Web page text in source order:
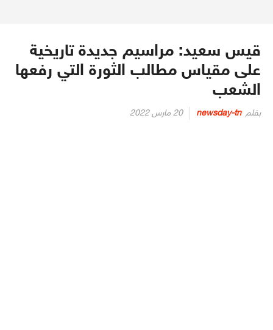
قيس سعيد: مراسيم جديدة تاريخية
على مقياس مطالب الثورة التي رفعها
الشعب
بقلم newsday-tn
Posted
20 مارس 2022